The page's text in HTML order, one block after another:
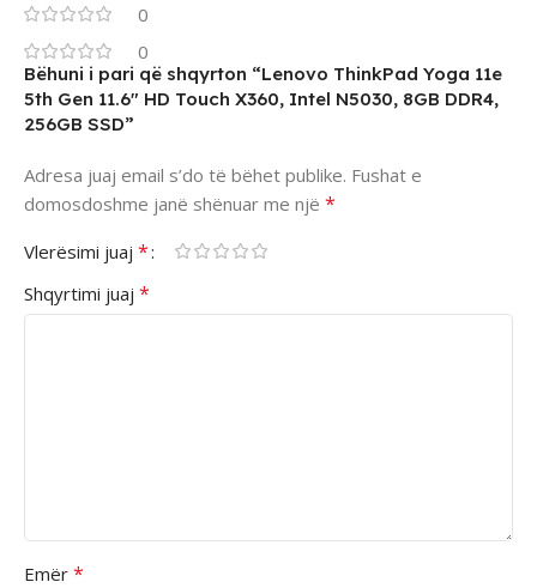
0
0
Bëhuni i pari që shqyrton “Lenovo ThinkPad Yoga 11e
5th Gen 11.6″ HD Touch X360, Intel N5030, 8GB DDR4,
256GB SSD”
Adresa juaj email s’do të bëhet publike. Fushat e
domosdoshme janë shënuar me një *
Vlerësimi juaj *
Shqyrtimi juaj *
Emër *